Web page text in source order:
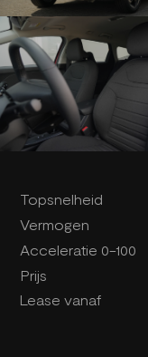
Topsnelheid
Vermogen
Acceleratie 0-100
Prijs
Lease vanaf